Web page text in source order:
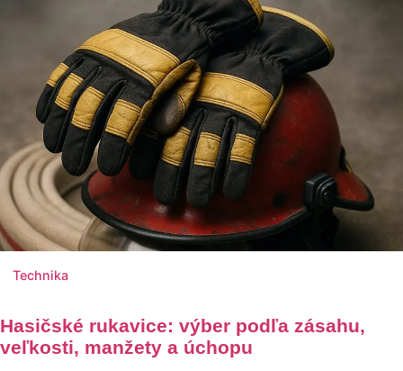
Technika
Hasičské rukavice: výber podľa zásahu,
veľkosti, manžety a úchopu